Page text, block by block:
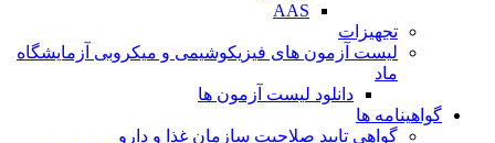
AAS
تجهیزات
لیست آزمون های فیزیکوشیمی و میکروبی آزمایشگاه
ماد
دانلود لیست آزمون ها
گواهینامه ها
گواهی تایید صلاحیت سازمان غذا و دارو